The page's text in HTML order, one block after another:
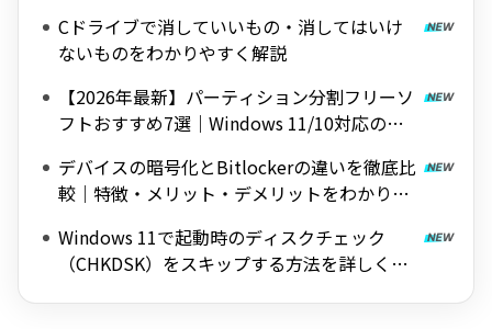
Cドライブで消していいもの・消してはいけ
ないものをわかりやすく解説
【2026年最新】パーティション分割フリーソ
フトおすすめ7選｜Windows 11/10対応の無
デバイスの暗号化とBitlockerの違いを徹底比
較｜特徴・メリット・デメリットをわかりや
Windows 11で起動時のディスクチェック
（CHKDSK）をスキップする方法を詳しく解